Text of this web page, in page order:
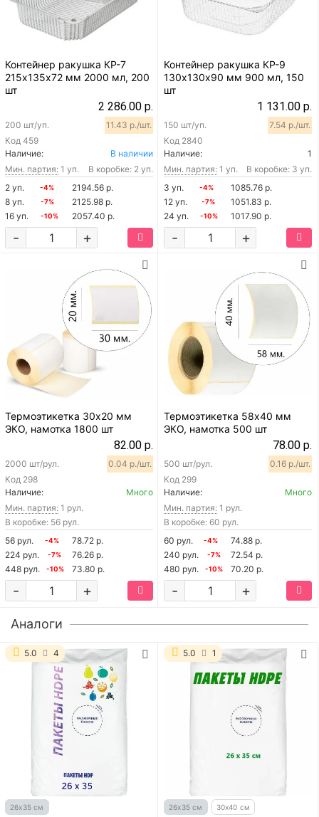
Контейнер ракушка КР-7
215х135х72 мм 2000 мл, 200
шт
2 286.00 р.
Код 459
200 шт/уп. 11.43 р./шт.
Наличие:
В наличии
Мин. партия: 1 уп.
В коробке: 2 уп.
2 уп.
-4%
2194.56 р.
8 уп.
-7%
2125.98 р.
16 уп.
-10% 2057.40 р.
+
-
Контейнер ракушка КР-9
130х130х90 мм 900 мл, 150
шт
1 131.00 р.
Код 2840
150 шт/уп. 7.54 р./шт.
Наличие:
1
Мин. партия: 1 уп.
В коробке: 3 уп.
3 уп.
-4%
1085.76 р.
12 уп.
-7%
1051.83 р.
24 уп.
-10% 1017.90 р.
+
-
Термоэтикетка 30х20 мм
ЭКО, намотка 1800 шт
82.00 р.
Код 298
2000 шт/рул. 0.04 р./шт.
Наличие:
Много
Мин. партия: 1 рул.
В коробке: 56 рул.
56 рул.
-4%
78.72 р.
224 рул.
-7%
76.26 р.
448 рул.
-10% 73.80 р.
+
-
Термоэтикетка 58х40 мм
ЭКО, намотка 500 шт
78.00 р.
Код 299
500 шт/рул. 0.16 р./шт.
Наличие:
Много
Мин. партия: 1 рул.
В коробке: 60 рул.
60 рул.
-4%
74.88 р.
240 рул.
-7%
72.54 р.
480 рул.
-10% 70.20 р.
+
-
Аналоги
5.0 4
26х35 см
5.0 1
26х35 см 30х40 см